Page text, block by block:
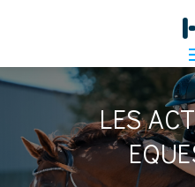
LES